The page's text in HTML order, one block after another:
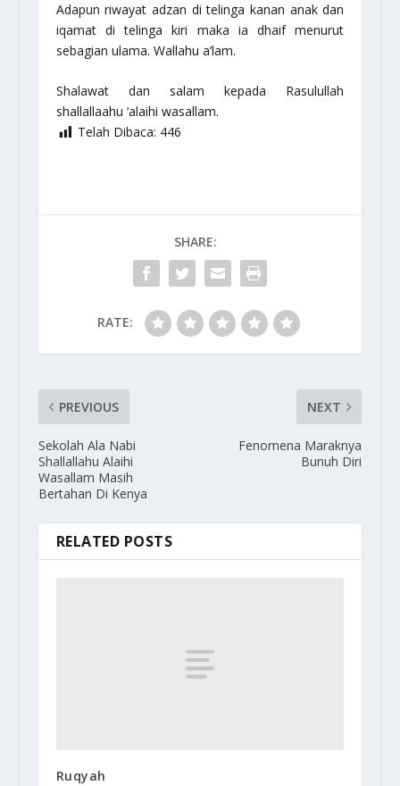
Adapun riwayat adzan di telinga kanan anak dan
iqamat di telinga kiri maka ia dhaif menurut
sebagian ulama. Wallahu a’lam.
Shalawat dan salam kepada Rasulullah
shallallaahu ‘alaihi wasallam.
Telah Dibaca: 446
SHARE:
RATE:
PREVIOUS
Sekolah Ala Nabi
Shallallahu Alaihi
Wasallam Masih
Bertahan Di Kenya
NEXT
Fenomena Maraknya
Bunuh Diri
RELATED POSTS
Ruqyah